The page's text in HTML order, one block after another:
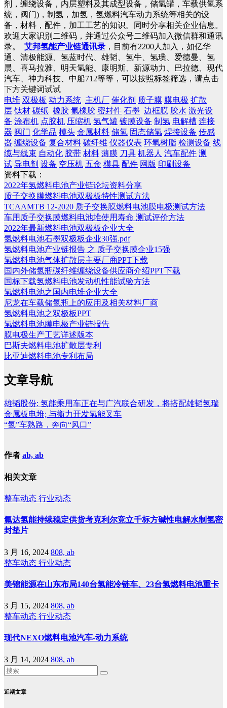
剂，缠绕设备，内层塑料及其成型设备，储氢罐，车载供氢系
统，阀门)，制氢，加氢，氢燃料汽车动力系统等相关的设
备，材料，配件，加工工艺的知识。同时分享相关企业信息。
欢迎大家识别二维码，并通过公众号二维码加入微信群和通讯
录。
艾邦氢能产业链通讯录 ，目前有2200人加入，如亿华
通、清极能源、氢蓝时代、雄韬、氢牛、氢璞、爱德曼、氢
晨、喜马拉雅、明天氢能、康明斯、新源动力、巴拉德、现代
汽车、神力科技、中船712等等，可以按照标签筛选，请点击
下方关键词试试
电堆 双极板 动力系统 主机厂 催化剂 质子膜 膜电极 扩散
层 钛材 碳纸 橡胶 氟橡胶 密封件 石墨 边框膜 胶水 激光设
备 涂布机 点胶机 压缩机 氢气罐 镀膜设备 制氢 电解槽 连接
器 阀门 化学品 模头 金属材料 储氢 固态储氢 焊接设备 传感
器 缠绕设备 复合材料 碳纤维 仪器仪表 环氧树脂 检测设备 线
缆与线束 自动化 胶带 材料 薄膜 刀具 机器人 汽车配件 测
试 导电剂 设备 空压机 五金 模具 配件 网版 印刷设备
资料下载：
2022年氢燃料电池产业链论坛资料分享
质子交换膜燃料电池双极板特性测试方法
TCAAMTB 12-2020 质子交换膜燃料电池膜电极测试方法
车用质子交换膜燃料电池堆使用寿命 测试评价方法
2022年最新燃料电池双极板企业大全
氢燃料电池石墨双极板企业30强.pdf
氢燃料电池产业链报告 之 质子交换膜企业15强
氢燃料电池气体扩散层主要厂商PPT下载
国内外储氢瓶碳纤维缠绕设备供应商介绍PPT下载
国标下载氢燃料电池发动机性能试验方法
氢燃料电池之国内电堆企业大全
尼龙在车载储氢瓶上的应用及相关材料厂商
氢燃料电池之双极板PPT
氢燃料电池膜电极产业链报告
膜电极生产工艺详述版本
巴斯夫燃料电池扩散层专利
比亚迪燃料电池专利布局
文章导航
雄韬股份: 氢能乘用车正在与广汽联合研发，将搭配雄韬氢瑞
金属板电堆; 与衡力开发氢能叉车
“氢”车熟路，奔向“风口”
作者 ab, ab
相关文章
整车动态 行业动态
氟达氢能持续稳定供货考克利尔竞立千标方碱性电解水制氢密
封垫片
3 月 16, 2024 808, ab
整车动态 行业动态
美锦能源在山东布局140台氢能冷链车、23台氢燃料电池重卡
3 月 15, 2024 808, ab
整车动态 行业动态
现代NEXO燃料电池汽车-动力系统
3 月 14, 2024 808, ab
近期文章